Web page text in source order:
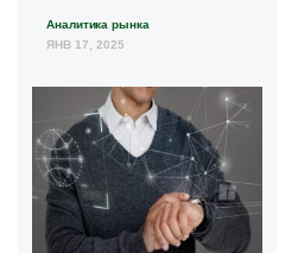
Аналитика рынка
ЯНВ 17, 2025